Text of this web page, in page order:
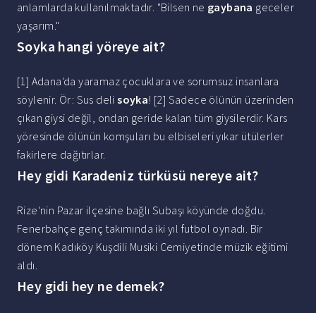
anlamlarda kullanılmaktadır. "Bilsen ne gaybana geceler
yaşarım."
Soyka hangi yöreye ait?
[1] Adana'da yaramaz çocuklara ve sorumsuz insanlara
söylenir. Ör: Sus delisoyka! [2] Sadece ölünün üzerinden
çıkan giysi değil, ondan geride kalan tüm giysilerdir. Kars
yöresinde ölünün komşuları bu elbiseleri yıkar ütülerler
fakirlere dağıtırlar.
Hey gidi Karadeniz türküsü nereye ait?
Rize'nin Pazar ilçesine bağlı Subaşı köyünde doğdu.
Fenerbahçe genç takımında iki yıl futbol oynadı. Bir
dönem Kadıköy Kuşdili Musiki Cemiyetinde müzik eğitimi
aldı.
Hey gidi hey ne demek?